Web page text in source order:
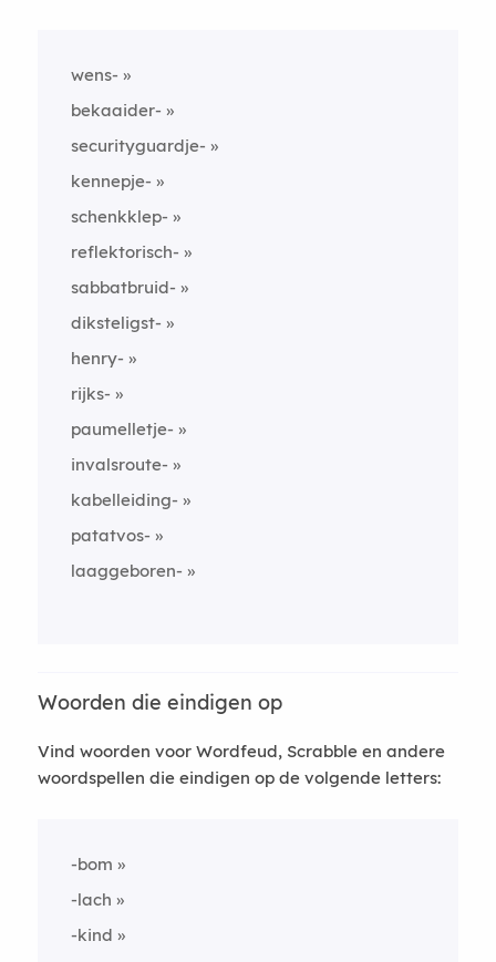
wens-
bekaaider-
securityguardje-
kennepje-
schenkklep-
reflektorisch-
sabbatbruid-
diksteligst-
henry-
rijks-
paumelletje-
invalsroute-
kabelleiding-
patatvos-
laaggeboren-
Woorden die eindigen op
Vind woorden voor Wordfeud, Scrabble en andere
woordspellen die eindigen op de volgende letters:
-bom
-lach
-kind